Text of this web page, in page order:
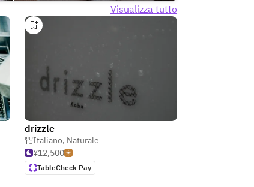
Visualizza tutto
drizzle
Italiano, Naturale
¥12,500
-
TableCheck Pay